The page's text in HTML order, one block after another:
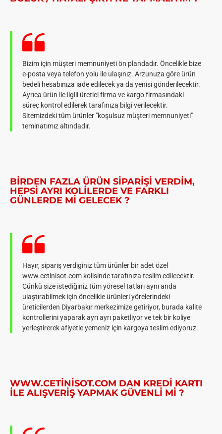
Bizim için müşteri memnuniyeti ön plandadır. Öncelikle bize
e-posta veya telefon yolu ile ulaşınız. Arzunuza göre ürün
bedeli hesabınıza iade edilecek ya da yenisi gönderilecektir.
Ayrıca ürün ile ilgili üretici firma ve kargo firmasındaki
süreç kontrol edilerek tarafınıza bilgi verilecektir.
Sitemizdeki tüm ürünler "koşulsuz müşteri memnuniyeti"
teminatımız altındadır.
BIRDEN FAZLA ÜRÜN SIPARIŞI VERDIM,
HEPSI AYRI KOLILERDE VE FARKLI
GÜNLERDE MI GELECEK ?
Hayır, sipariş verdiginiz tüm ürünler bir adet özel
www.cetinisot.com kolisinde tarafınıza teslim edilecektir.
Çünkü size istediğiniz tüm yöresel tatları aynı anda
ulaştırabilmek için öncelikle ürünleri yörelerindeki
üreticilerden Diyarbakır merkezimize getiriyor, burada kalite
kontrollerini yaparak ayrı ayrı paketliyor ve tek bir koliye
yerleştirerek afiyetle yemeniz için kargoya teslim ediyoruz.
WWW.CETINISOT.COM DAN KREDI KARTI
ILE ALIŞVERIŞ YAPMAK GÜVENLI MI ?